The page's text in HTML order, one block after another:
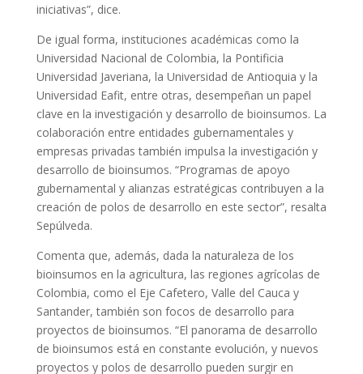
iniciativas”, dice.
De igual forma, instituciones académicas como la
Universidad Nacional de Colombia, la Pontificia
Universidad Javeriana, la Universidad de Antioquia y la
Universidad Eafit, entre otras, desempeñan un papel
clave en la investigación y desarrollo de bioinsumos. La
colaboración entre entidades gubernamentales y
empresas privadas también impulsa la investigación y
desarrollo de bioinsumos. “Programas de apoyo
gubernamental y alianzas estratégicas contribuyen a la
creación de polos de desarrollo en este sector”, resalta
Sepúlveda.
Comenta que, además, dada la naturaleza de los
bioinsumos en la agricultura, las regiones agrícolas de
Colombia, como el Eje Cafetero, Valle del Cauca y
Santander, también son focos de desarrollo para
proyectos de bioinsumos. “El panorama de desarrollo
de bioinsumos está en constante evolución, y nuevos
proyectos y polos de desarrollo pueden surgir en